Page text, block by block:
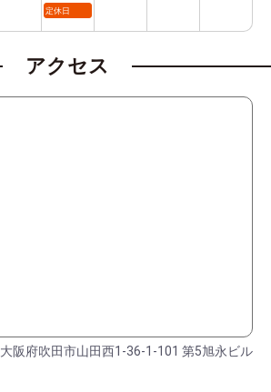
定休日
アクセス
大阪府吹田市山田西1-36-1-101 第5旭永ビル